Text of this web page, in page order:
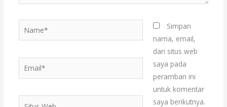
Email*
Simpan
nama, email,
dan situs web
saya pada
peramban ini
untuk komentar
saya berikutnya.